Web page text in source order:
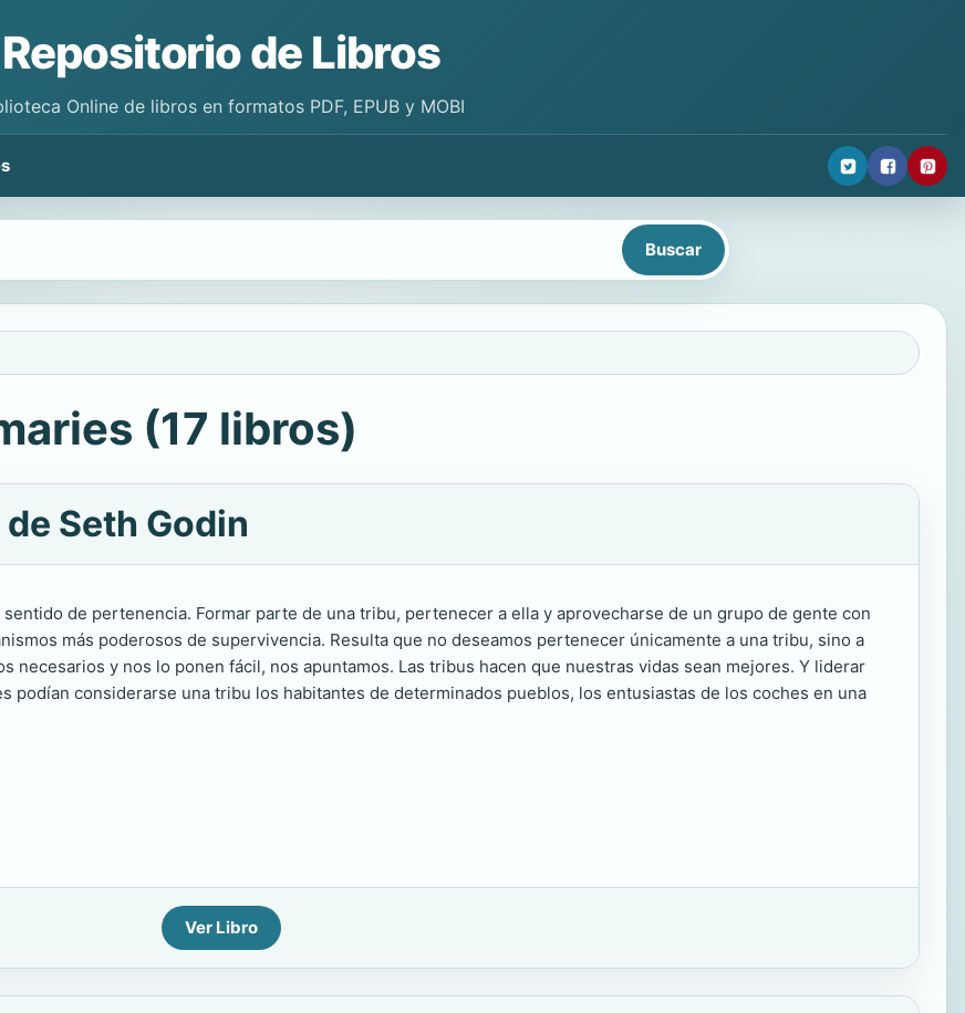
Repositorio de Libros
Online de libros en formatos PDF, EPUB y MOBI
(17 libros)
Seth Godin
de pertenencia. Formar parte de una tribu, pertenecer a ella y aprovecharse de un grupo de gente con
más poderosos de supervivencia. Resulta que no deseamos pertenecer únicamente a una tribu, sino a
necesarios y nos lo ponen fácil, nos apuntamos. Las tribus hacen que nuestras vidas sean mejores. Y liderar
podían considerarse una tribu los habitantes de determinados pueblos, los entusiastas de los coches en una
Ver Libro